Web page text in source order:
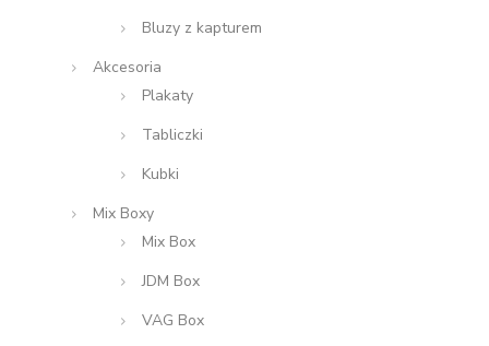
Bluzy z kapturem
Akcesoria
Plakaty
Tabliczki
Kubki
Mix Boxy
Mix Box
JDM Box
VAG Box